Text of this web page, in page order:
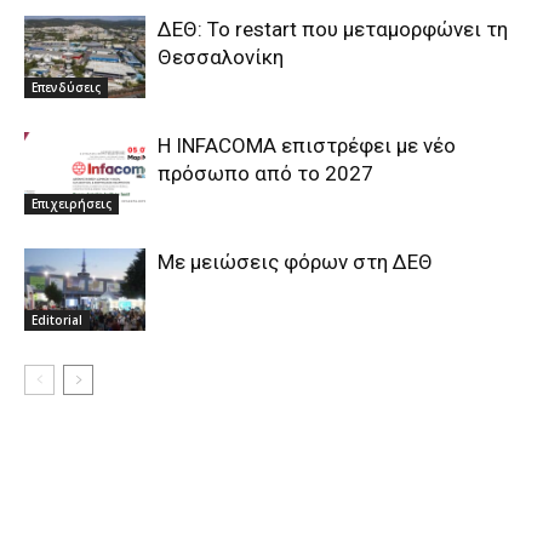
Επενδύσεις
ΔΕΘ: Το restart που μεταμορφώνει τη
Θεσσαλονίκη
Επιχειρήσεις
Η INFACOMA επιστρέφει με νέο
πρόσωπο από το 2027
Editorial
Με μειώσεις φόρων στη ΔΕΘ